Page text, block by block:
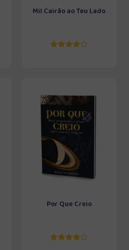
Mil Cairão ao Teu Lado
Por Que Creio